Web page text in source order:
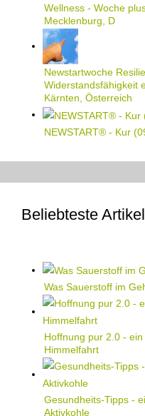
Wellness - Woche
Mecklenburg, D
Newstartwoche
Widerstandsfähigkeit
Kärnten, Österreich
NEWSTART® - Kur
Beliebteste Artikel
Was Sauerstoff im
Hoffnung pur 2.0 -
Himmelfahrt
Gesundheits-Tipps -
Aktivkohle